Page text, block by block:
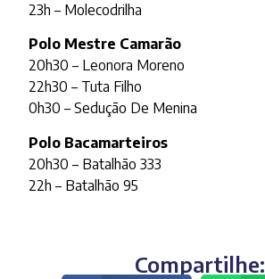
23h – Molecodrilha
Polo Mestre Camarão
20h30 – Leonora Moreno
22h30 – Tuta Filho
0h30 – Sedução De Menina
Polo Bacamarteiros
20h30 – Batalhão 333
22h – Batalhão 95
Compartilhe: